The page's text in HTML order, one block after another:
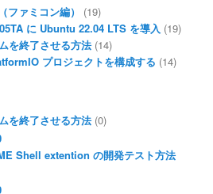
ァミコン編）
(19)
に Ubuntu 22.04 LTS を導入 (19)
を終了させる方法(14)
プロジェクトを構成する (14)
を終了させる方法(0)
Shell extention の開発テスト方法